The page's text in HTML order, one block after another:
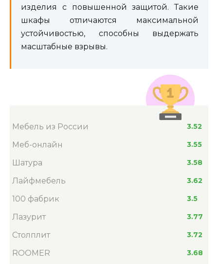
изделия с повышенной защитой. Такие
шкафы отличаются максимальной
устойчивостью, способны выдержать
масштабные взрывы.
Мебель из России 3.52
Меб-онлайн 3.55
Шатура 3.58
Лайфмебель 3.62
100 фабрик 3.5
Лазурит 3.77
Столплит 3.72
ROOMER 3.68